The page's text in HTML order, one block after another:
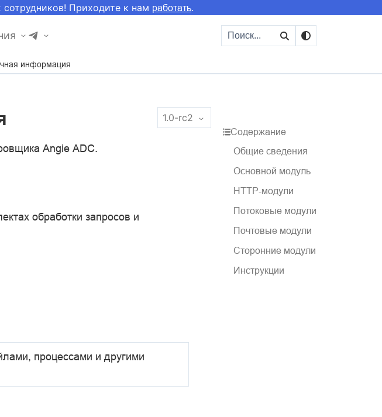
Приходите к нам работать.
информация
1.0-rc2
Angie ADC.
обработки запросов и
процессами и другими
Содержание
Общие сведения
Основной модуль
HTTP-модули
Потоковые модули
Почтовые модули
Сторонние модули
Инструкции